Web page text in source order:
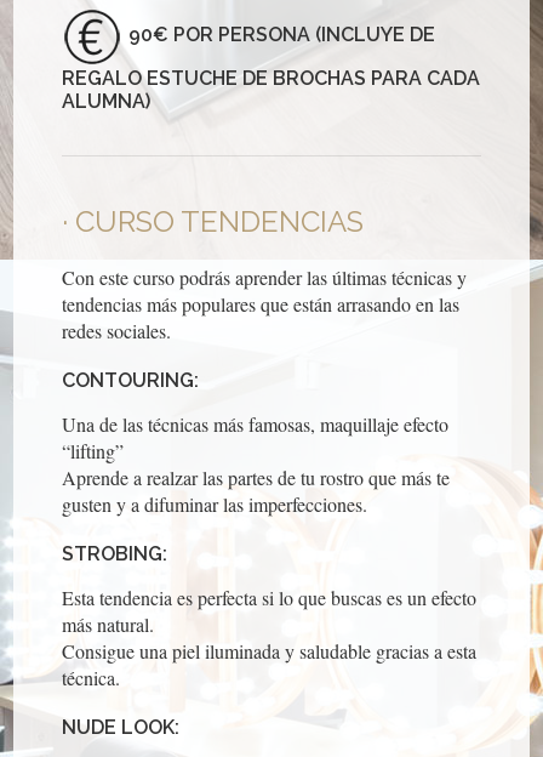
90€ POR PERSONA (INCLUYE DE
REGALO ESTUCHE DE BROCHAS PARA CADA
ALUMNA)
CURSO TENDENCIAS
Con este curso podrás aprender las últimas técnicas y
tendencias más populares que están arrasando en las
redes sociales.
CONTOURING:
Una de las técnicas más famosas, maquillaje efecto
“lifting”
Aprende a realzar las partes de tu rostro que más te
gusten y a difuminar las imperfecciones.
STROBING:
Esta tendencia es perfecta si lo que buscas es un efecto
más natural.
Consigue una piel iluminada y saludable gracias a esta
técnica.
NUDE LOOK: